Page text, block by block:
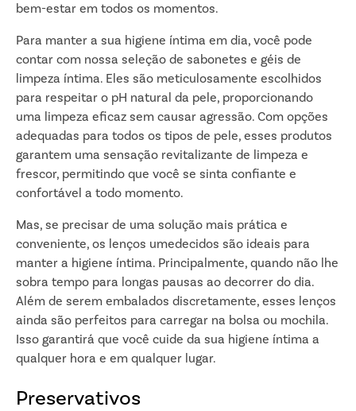
bem-estar em todos os momentos.
Para manter a sua higiene íntima em dia, você pode
contar com nossa seleção de sabonetes e géis de
limpeza íntima. Eles são meticulosamente escolhidos
para respeitar o pH natural da pele, proporcionando
uma limpeza eficaz sem causar agressão. Com opções
adequadas para todos os tipos de pele, esses produtos
garantem uma sensação revitalizante de limpeza e
frescor, permitindo que você se sinta confiante e
confortável a todo momento.
Mas, se precisar de uma solução mais prática e
conveniente, os lenços umedecidos são ideais para
manter a higiene íntima. Principalmente, quando não lhe
sobra tempo para longas pausas ao decorrer do dia.
Além de serem embalados discretamente, esses lenços
ainda são perfeitos para carregar na bolsa ou mochila.
Isso garantirá que você cuide da sua higiene íntima a
qualquer hora e em qualquer lugar.
Preservativos